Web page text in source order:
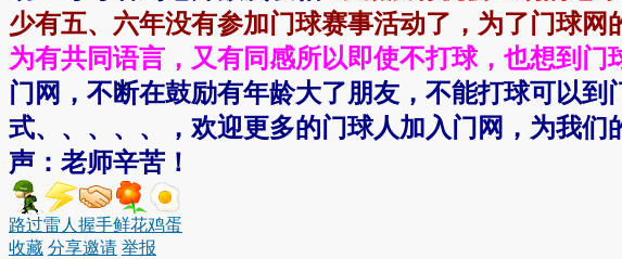
少有五、六年没有参加门球赛事活动了，为了门球网
为有共同语言，又有同感所以即使不打球，也想到门
门网，不断在鼓励有年龄大了朋友，不能打球可以到
式、、、、、，欢迎更多的门球人加入门网，为我
声：老师辛苦！
路过雷人 握手鲜花鸡蛋
收藏 分享邀请 举报